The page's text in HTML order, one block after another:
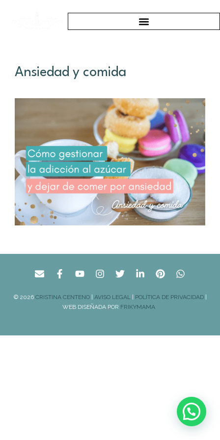
Ansiedad y comida
© 2026 CRISTINA CENTENO| AVISO LEGAL | POLÍTICA DE PRIVACIDAD|
WEB DISEÑADA POR FRIKYMAMA